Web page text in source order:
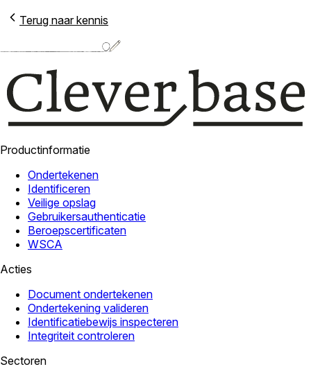
Terug naar kennis
Productinformatie
Ondertekenen
Identificeren
Veilige opslag
Gebruikersauthenticatie
Beroepscertificaten
WSCA
Acties
Document ondertekenen
Ondertekening valideren
Identificatiebewijs inspecteren
Integriteit controleren
Sectoren